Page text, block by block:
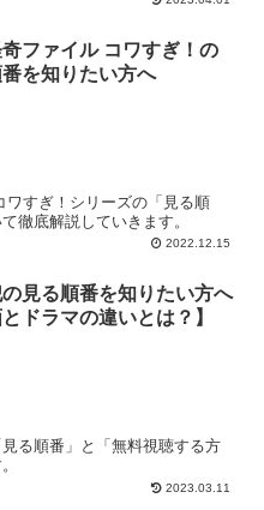
ファイル コワすぎ！の
番を知りたい方へ
ワすぎ！シリーズの「見る順
徹底解説していきます。
2022.12.15
見る順番を知りたい方へ
とドラマの違いとは？】
る順番」と「無料視聴する方
2023.03.11